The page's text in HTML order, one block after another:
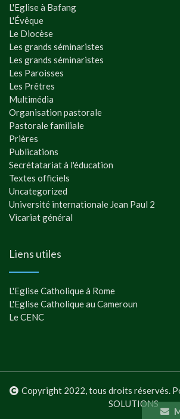
L'Eglise à Bafang
L'Évêque
Le Diocèse
Les grands séminaristes
Les grands séminaristes
Les Paroisses
Les Prêtres
Multimédia
Organisation pastorale
Pastorale familiale
Prières
Publications
Secrétatariat à l'éducation
Textes officiels
Uncategorized
Université internationale Jean Paul 2
Vicariat général
Liens utiles
L'Eglise Catholique à Rome
L'Eglise Catholique au Cameroun
Le CENC
Copyright 2022, tous droits réservés.
SOLUTIONS